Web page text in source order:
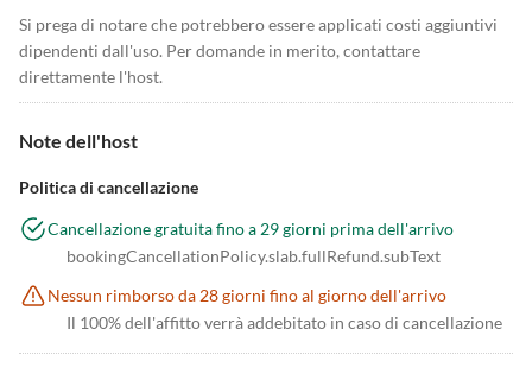
Si prega di notare che potrebbero essere applicati costi aggiuntivi
dipendenti dall'uso. Per domande in merito, contattare
direttamente l'host.
Note dell'host
Politica di cancellazione
Cancellazione gratuita fino a 29 giorni prima dell'arrivo
bookingCancellationPolicy.slab.fullRefund.subText
Nessun rimborso da 28 giorni fino al giorno dell'arrivo
Il 100% dell'affitto verrà addebitato in caso di cancellazione